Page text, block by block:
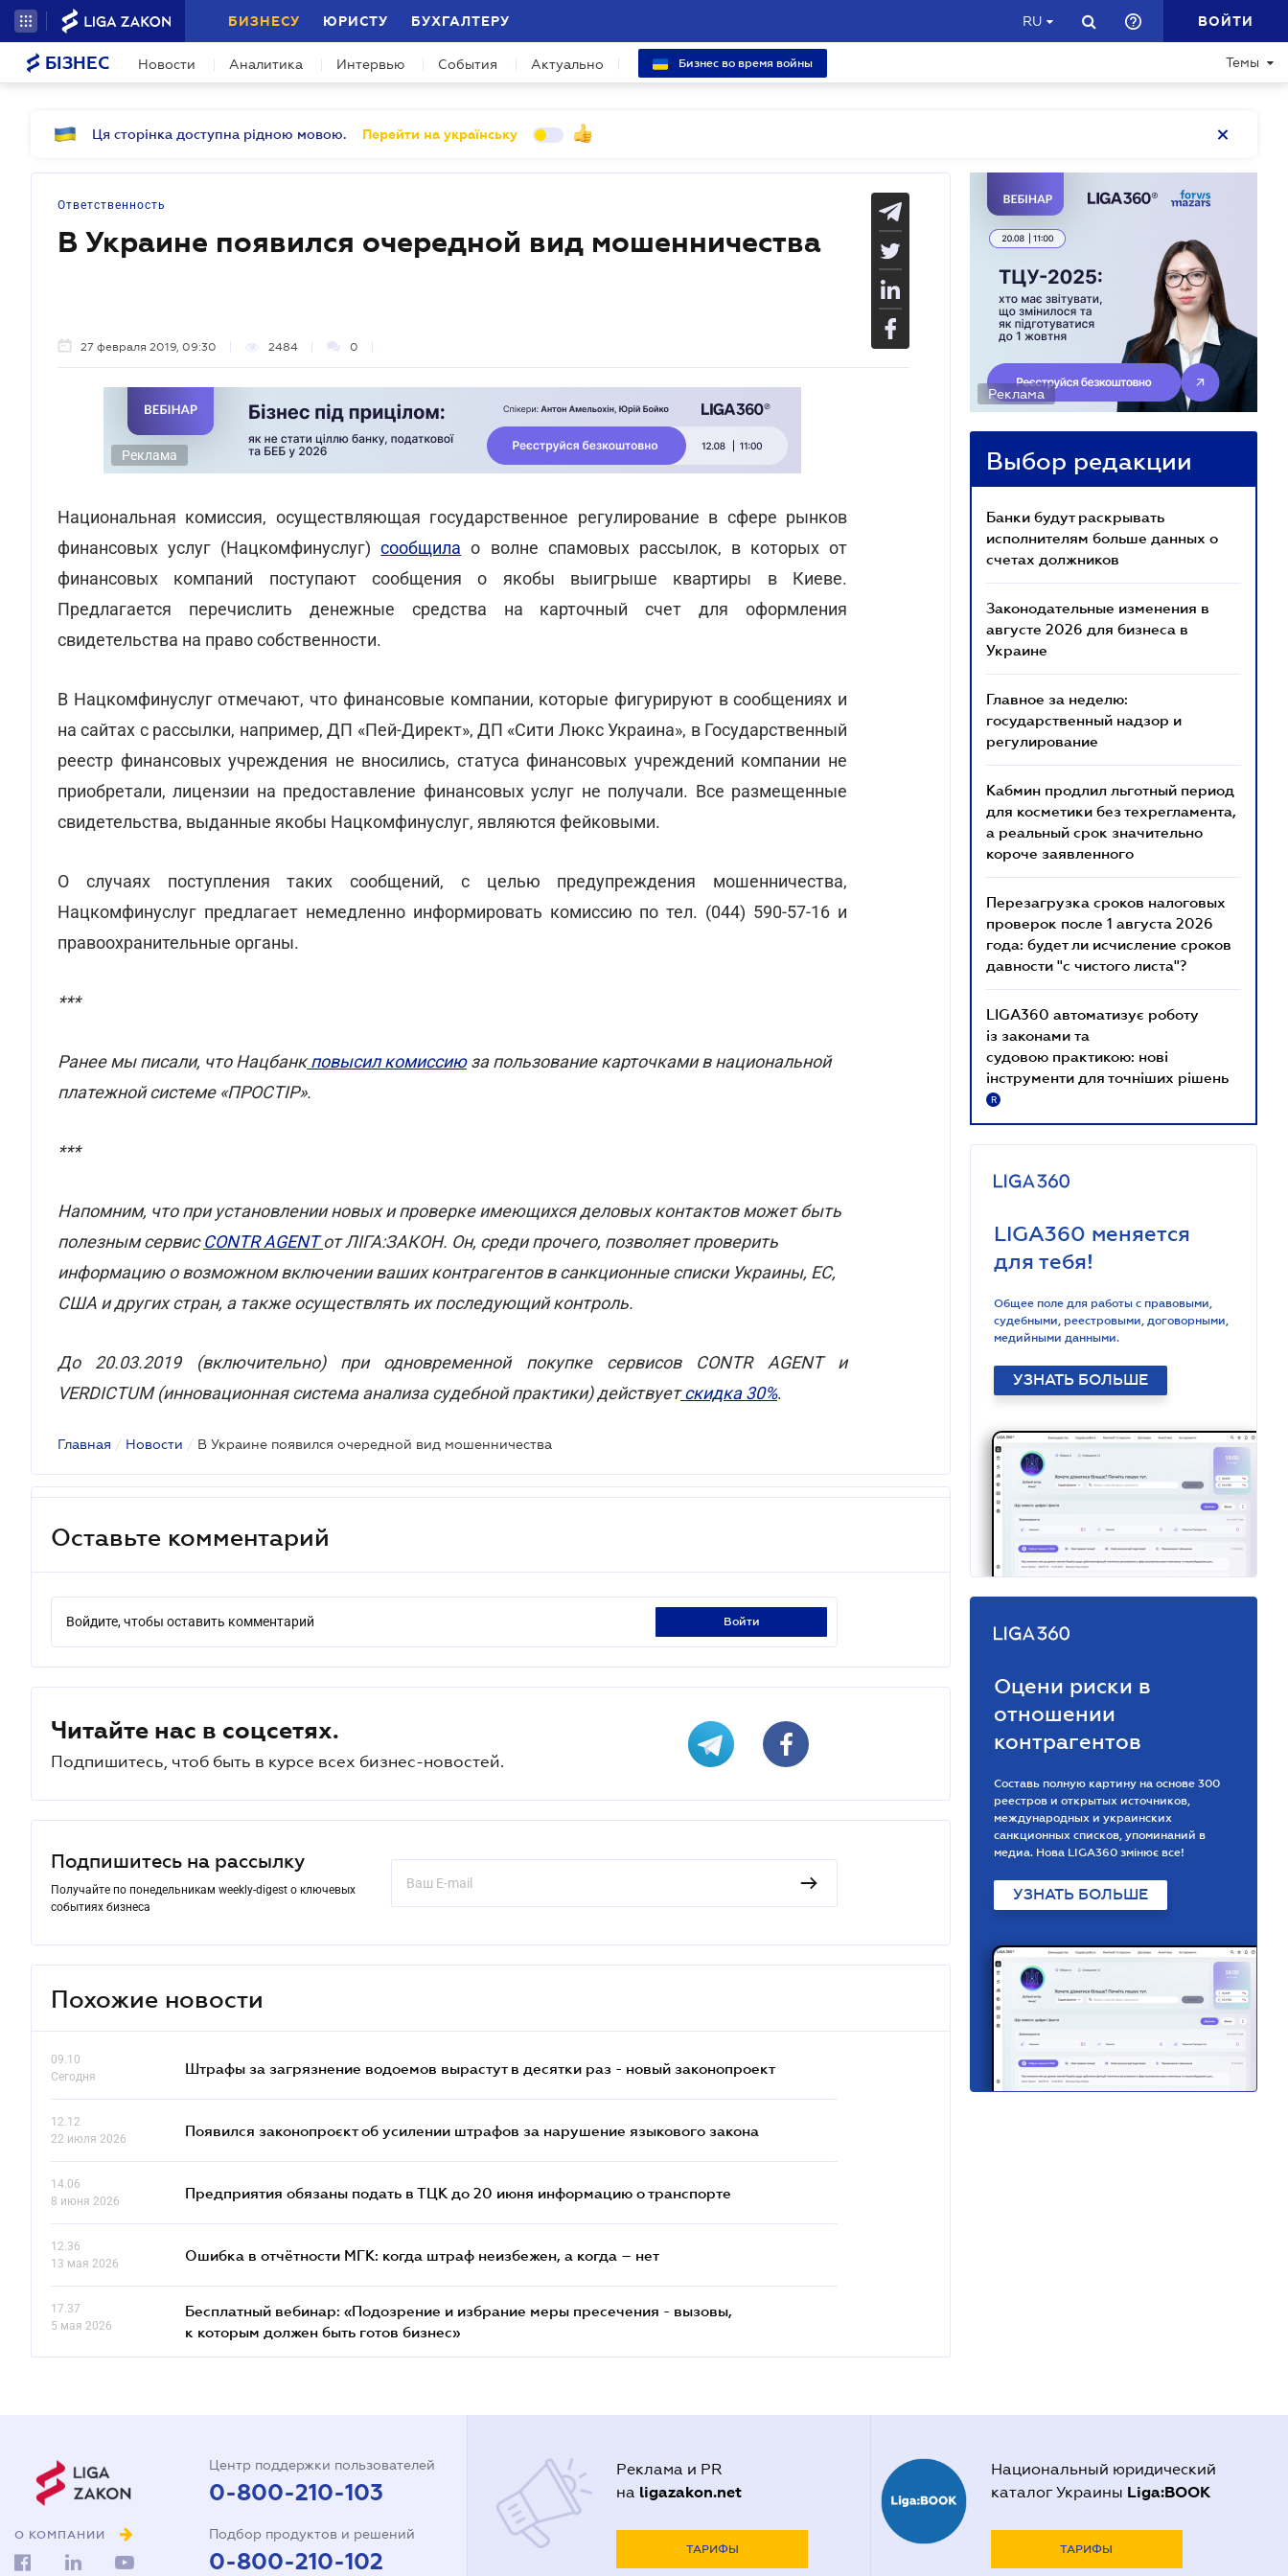
БИЗНЕСУ ЮРИСТУ БУХГАЛТЕРУ RU ВОЙТИ
БІЗНЕС Новости Аналитика Интервью События Актуально Бизнес во время войны Темы
Ця сторінка доступна рідною мовою. Перейти на українську
Ответственность
В Украине появился очередной вид мошенничества
27 февраля 2019, 09:30 2484 0
Реклама
Национальная комиссия, осуществляющая государственное регулирование в сфере рынков
финансовых услуг (Нацкомфинуслуг)сообщила о волне спамовых рассылок, в которых от
финансовых компаний поступают сообщения о якобы выигрыше квартиры в Киеве.
Предлагается перечислить денежные средства на карточный счет для оформления
свидетельства на право собственности.
В Нацкомфинуслуг отмечают, что финансовые компании, которые фигурируют в сообщениях и
на сайтах с рассылки, например, ДП «Пей-Директ», ДП «Сити Люкс Украина», в Государственный
реестр финансовых учреждения не вносились, статуса финансовых учреждений компании не
приобретали, лицензии на предоставление финансовых услуг не получали. Все размещенные
свидетельства, выданные якобы Нацкомфинуслуг, являются фейковыми.
О случаях поступления таких сообщений, с целью предупреждения мошенничества,
Нацкомфинуслуг предлагает немедленно информировать комиссию по тел. (044) 590-57-16 и
правоохранительные органы.
***
Ранее мы писали, что Нацбанкповысил комиссиюза пользование карточками в национальной
платежной системе «ПРОСТІР».
***
Напомним, что при установлении новых и проверке имеющихся деловых контактов может быть
полезным сервисCONTR AGENTот ЛІГА:ЗАКОН. Он, среди прочего, позволяет проверить
информацию о возможном включении ваших контрагентов в санкционные списки Украины, ЕС,
США и других стран, а также осуществлять их последующий контроль.
До 20.03.2019 (включительно) при одновременной покупке сервисов CONTR AGENT и
VERDICTUM (инновационная система анализа судебной практики) действуетскидка 30%.
Главная / Новости / В Украине появился очередной вид мошенничества
Оставьте комментарий
Войдите, чтобы оставить комментарий войти
Читайте нас в соцсетях.
Подпишитесь, чтоб быть в курсе всех бизнес-новостей.
Подпишитесь на рассылку
Получайте по понедельникам weekly-digest о ключевых
событиях бизнеса
Похожие новости
09.10
Сегодня
Штрафы за загрязнение водоемов вырастут в десятки раз - новый законопроект
12.12
22 июля 2026
Появился законопроєкт об усилении штрафов за нарушение языкового закона
14.06
8 июня 2026
Предприятия обязаны подать в ТЦК до 20 июня информацию о транспорте
12.36
13 мая 2026
Ошибка в отчётности МГК: когда штраф неизбежен, а когда – нет
17.37
5 мая 2026
Бесплатный вебинар: «Подозрение и избрание меры пресечения - вызовы,
к которым должен быть готов бизнес»
Реклама
Выбор редакции
Банки будут раскрывать
исполнителям больше данных о
счетах должников
Законодательные изменения в
августе 2026 для бизнеса в
Украине
Главное за неделю:
государственный надзор и
регулирование
Кабмин продлил льготный период
для косметики без техрегламента,
а реальный срок значительно
короче заявленного
Перезагрузка сроков налоговых
проверок после 1 августа 2026
года: будет ли исчисление сроков
давности "с чистого листа"?
LIGA360 автоматизує роботу
із законами та
судовою практикою: нові
інструменти для точніших рішень
R
LIGA360 меняется
для тебя!
Общее поле для работы с правовыми,
судебными, реестровыми, договорными,
медийными данными.
УЗНАТЬ БОЛЬШЕ
Оцени риски в
отношении
контрагентов
Составь полную картину на основе 300
реестров и открытых источников,
международных и украинских
санкционных списков, упоминаний в
медиа. Нова LIGA360 змінює все!
УЗНАТЬ БОЛЬШЕ
О КОМПАНИИ
Центр поддержки пользователей
0-800-210-103
Подбор продуктов и решений
0-800-210-102
Реклама и PR
на ligazakon.net
ТАРИФЫ
Национальный юридический
каталог Украины Liga:BOOK
ТАРИФЫ